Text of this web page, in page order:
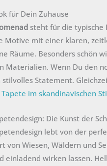
für Dein Zuhause
steht für die typische
Motive mit einer klaren,
Räume. Besonders schön
Materialien. Wenn Du den
stilvolles Statement.
im skandinavischen
Die Kunst der
lebt von der
von Wiesen, Wäldern und
einladend wirken lassen.